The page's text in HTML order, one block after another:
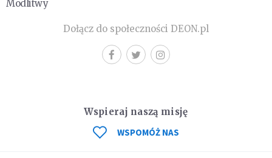
Modlitwy
Dołącz do społeczności DEON.pl
Wspieraj naszą misję
WSPOMÓŻ NAS